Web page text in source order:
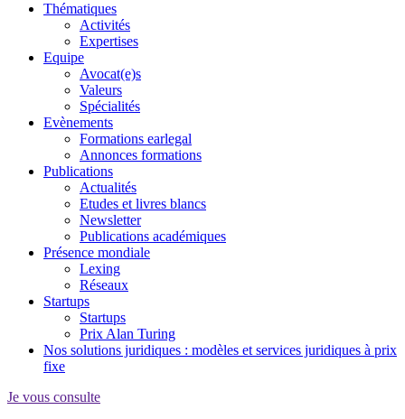
Thématiques
Activités
Expertises
Equipe
Avocat(e)s
Valeurs
Spécialités
Evènements
Formations earlegal
Annonces formations
Publications
Actualités
Etudes et livres blancs
Newsletter
Publications académiques
Présence mondiale
Lexing
Réseaux
Startups
Startups
Prix Alan Turing
Nos solutions juridiques : modèles et services juridiques à prix
fixe
Je vous consulte